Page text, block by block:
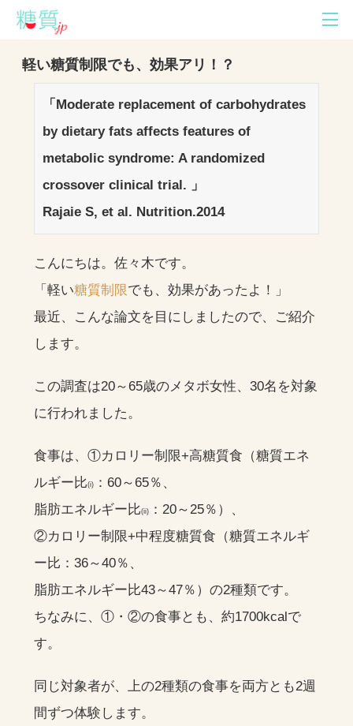
軽い糖質制限でも、効果アリ！？
「Moderate replacement of carbohydrates
by dietary fats affects features of
metabolic syndrome: A randomized
crossover clinical trial. 」
Rajaie S, et al. Nutrition.2014
こんにちは。佐々木です。
「軽い糖質制限でも、効果があったよ！」
最近、こんな論文を目にしましたので、ご紹介
します。
この調査は20～65歳のメタボ女性、30名を対象
に行われました。
食事は、①カロリー制限+高糖質食（糖質エネ
ルギー比(i)
：60～65％、
脂肪エネルギー比(ii)
：20～25％）、
②カロリー制限+中程度糖質食（糖質エネルギ
ー比：36～40％、
脂肪エネルギー比43～47％）の2種類です。
ちなみに、①・②の食事とも、約1700kcalで
す。
同じ対象者が、上の2種類の食事を両方とも2週
間ずつ体験します。